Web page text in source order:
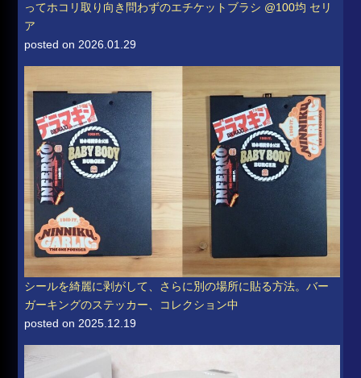
ってホコリ取り向き問わずのエチケットブラシ @100均 セリ
ア
posted on 2026.01.29
シールを綺麗に剥がして、さらに別の場所に貼る方法。バー
ガーキングのステッカー、コレクション中
posted on 2025.12.19